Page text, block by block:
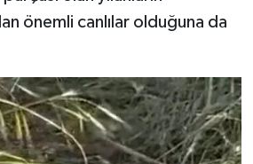
önemli canlılar olduğuna da